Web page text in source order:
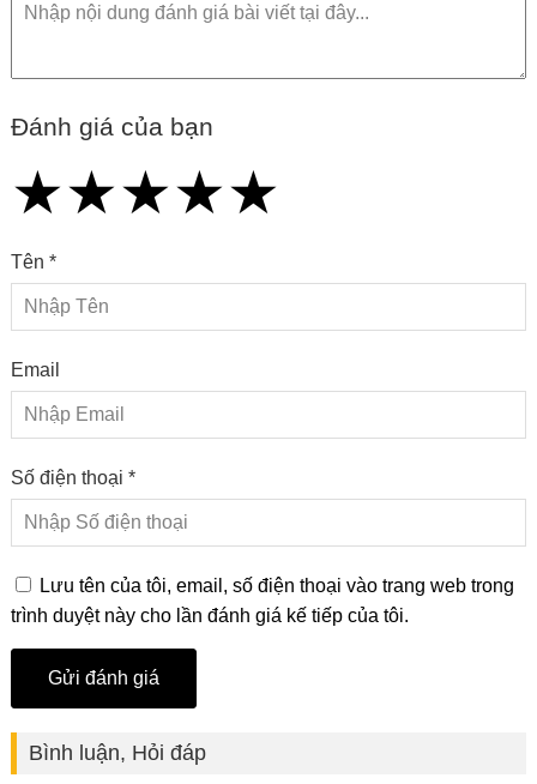
Đánh giá của bạn
★
★★
★★★
★★★★
★★★★★
Tên *
Email
Số điện thoại *
Lưu tên của tôi, email, số điện thoại vào trang web trong
trình duyệt này cho lần đánh giá kế tiếp của tôi.
Bình luận, Hỏi đáp